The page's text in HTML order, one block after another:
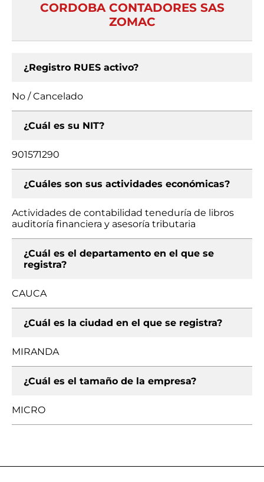
CORDOBA CONTADORES SAS
ZOMAC
¿Registro RUES activo?
No / Cancelado
¿Cuál es su NIT?
901571290
¿Cuáles son sus actividades económicas?
Actividades de contabilidad teneduría de libros
auditoría financiera y asesoría tributaria
¿Cuál es el departamento en el que se
registra?
CAUCA
¿Cuál es la ciudad en el que se registra?
MIRANDA
¿Cuál es el tamaño de la empresa?
MICRO